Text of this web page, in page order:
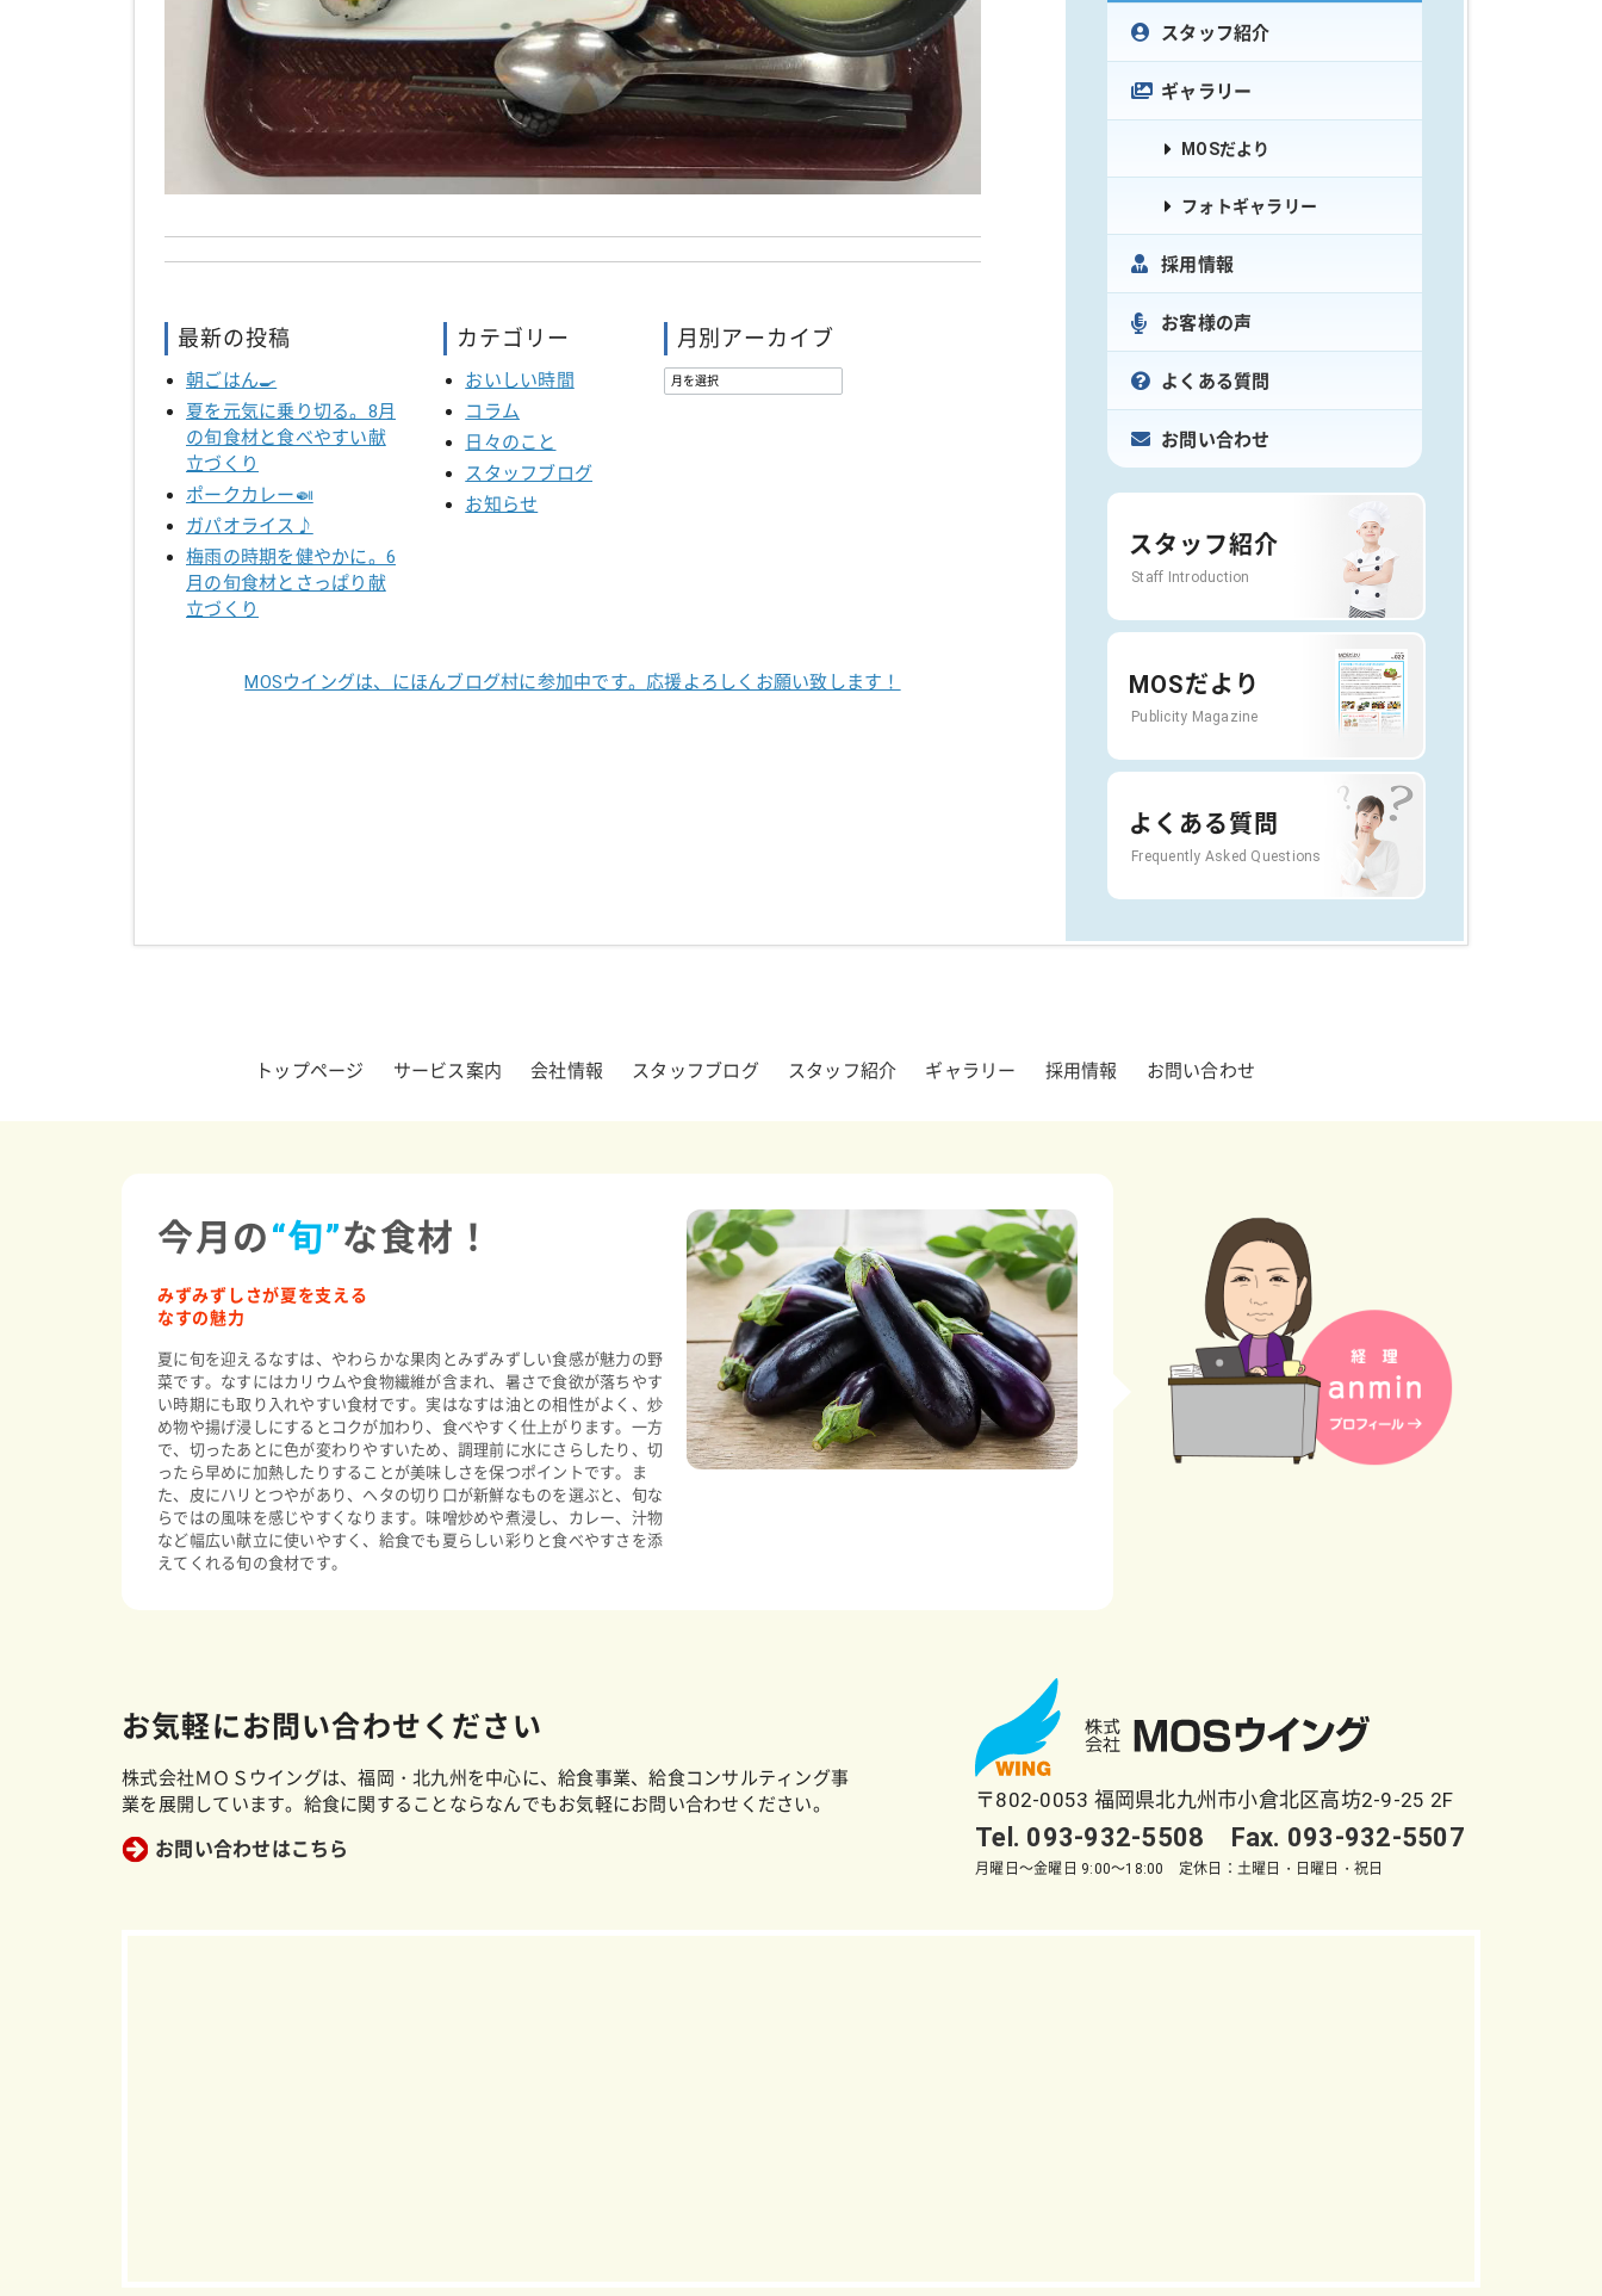
最新の投稿
朝ごはん🍳
夏を元気に乗り切る。8月
の旬食材と食べやすい献
立づくり
ポークカレー🍛
ガパオライス♪
梅雨の時期を健やかに。6
月の旬食材とさっぱり献
立づくり
カテゴリー
おいしい時間
コラム
日々のこと
スタッフブログ
お知らせ
月別アーカイブ
MOSウイングは、にほんブログ村に参加中です。 応援よろしくお願い致します！
スタッフ紹介
ギャラリー
MOSだより
フォトギャラリー
採用情報
お客様の声
よくある質問
お問い合わせ
スタッフ紹介
Staff Introduction
MOSだより
Publicity Magazine
よくある質問
Frequently Asked Questions
トップページ サービス案内 会社情報 スタッフブログ スタッフ紹介 ギャラリー 採用情報 お問い合わせ
今月の“旬”な食材！
みずみずしさが夏を支える
なすの魅力
夏に旬を迎えるなすは、やわらかな果肉とみずみずしい食感が魅力の野
菜です。なすにはカリウムや食物繊維が含まれ、暑さで食欲が落ちやす
い時期にも取り入れやすい食材です。実はなすは油との相性がよく、炒
め物や揚げ浸しにするとコクが加わり、食べやすく仕上がります。一方
で、切ったあとに色が変わりやすいため、調理前に水にさらしたり、切
ったら早めに加熱したりすることが美味しさを保つポイントです。ま
た、皮にハリとつやがあり、ヘタの切り口が新鮮なものを選ぶと、旬な
らではの風味を感じやすくなります。味噌炒めや煮浸し、カレー、汁物
など幅広い献立に使いやすく、給食でも夏らしい彩りと食べやすさを添
えてくれる旬の食材です。
お気軽にお問い合わせください
株式会社ＭＯＳウイングは、福岡・北九州を中心に、給食事業、給食コンサルティング事
業を展開しています。給食に関することならなんでもお気軽にお問い合わせください。
お問い合わせはこちら
〒802-0053 福岡県北九州市小倉北区高坊2-9-25 2F
Tel. 093-932-5508 Fax. 093-932-5507
月曜日～金曜日 9:00～18:00 定休日：土曜日・日曜日・祝日